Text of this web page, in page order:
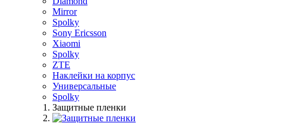
Mirror
Spolky
Sony Ericsson
Xiaomi
Spolky
ZTE
Наклейки на корпус
Универсальные
Spolky
Защитные пленки